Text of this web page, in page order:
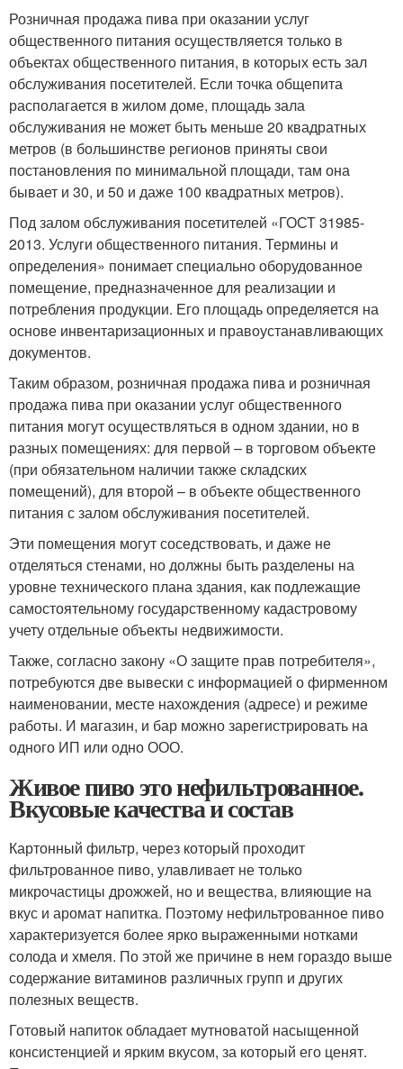
Розничная продажа пива при оказании услуг
общественного питания осуществляется только в
объектах общественного питания, в которых есть зал
обслуживания посетителей. Если точка общепита
располагается в жилом доме, площадь зала
обслуживания не может быть меньше 20 квадратных
метров (в большинстве регионов приняты свои
постановления по минимальной площади, там она
бывает и 30, и 50 и даже 100 квадратных метров).
Под залом обслуживания посетителей «ГОСТ 31985-
2013. Услуги общественного питания. Термины и
определения» понимает специально оборудованное
помещение, предназначенное для реализации и
потребления продукции. Его площадь определяется на
основе инвентаризационных и правоустанавливающих
документов.
Таким образом, розничная продажа пива и розничная
продажа пива при оказании услуг общественного
питания могут осуществляться в одном здании, но в
разных помещениях: для первой – в торговом объекте
(при обязательном наличии также складских
помещений), для второй – в объекте общественного
питания с залом обслуживания посетителей.
Эти помещения могут соседствовать, и даже не
отделяться стенами, но должны быть разделены на
уровне технического плана здания, как подлежащие
самостоятельному государственному кадастровому
учету отдельные объекты недвижимости.
Также, согласно закону «О защите прав потребителя»,
потребуются две вывески с информацией о фирменном
наименовании, месте нахождения (адресе) и режиме
работы. И магазин, и бар можно зарегистрировать на
одного ИП или одно ООО.
Живое пиво это нефильтрованное.
Вкусовые качества и состав
Картонный фильтр, через который проходит
фильтрованное пиво, улавливает не только
микрочастицы дрожжей, но и вещества, влияющие на
вкус и аромат напитка. Поэтому нефильтрованное пиво
характеризуется более ярко выраженными нотками
солода и хмеля. По этой же причине в нем гораздо выше
содержание витаминов различных групп и других
полезных веществ.
Готовый напиток обладает мутноватой насыщенной
консистенцией и ярким вкусом, за который его ценят.